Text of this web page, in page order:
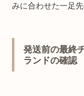
みに合わせた一足
発送前の最終
ランドの確認